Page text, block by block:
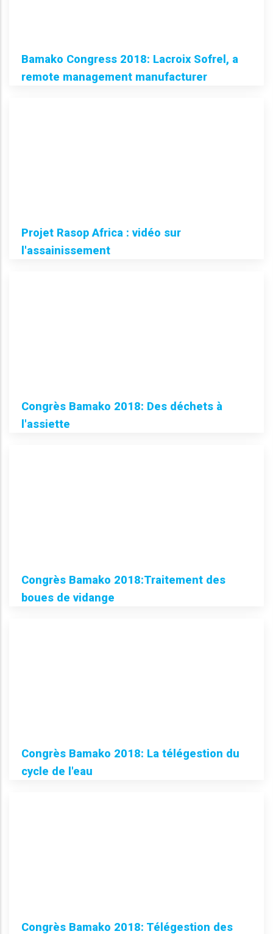
Bamako Congress 2018: Lacroix Sofrel, a
remote management manufacturer
Projet Rasop Africa : vidéo sur
l'assainissement
Congrès Bamako 2018: Des déchets à
l'assiette
Congrès Bamako 2018:Traitement des
boues de vidange
Congrès Bamako 2018: La télégestion du
cycle de l'eau
Congrès Bamako 2018: Télégestion des